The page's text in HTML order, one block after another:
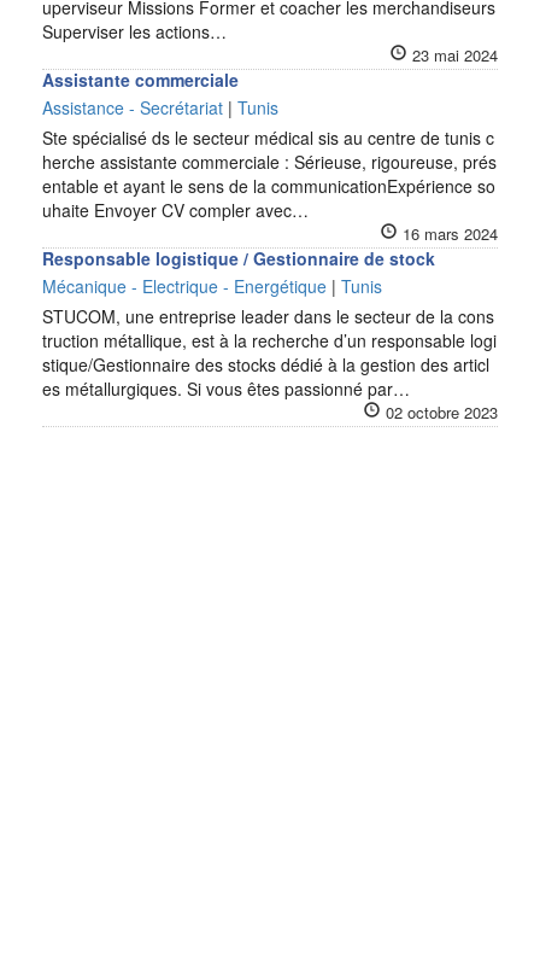
uperviseur Missions Former et coacher les merchandiseurs
Superviser les actions…
23 mai 2024
Assistante commerciale
Assistance - Secrétariat | Tunis
Ste spécialisé ds le secteur médical sis au centre de tunis c
herche assistante commerciale : Sérieuse, rigoureuse, prés
entable et ayant le sens de la communicationExpérience so
uhaite Envoyer CV compler avec…
16 mars 2024
Responsable logistique / Gestionnaire de stock
Mécanique - Electrique - Energétique | Tunis
STUCOM, une entreprise leader dans le secteur de la cons
truction métallique, est à la recherche d’un responsable logi
stique/Gestionnaire des stocks dédié à la gestion des articl
es métallurgiques. Si vous êtes passionné par…
02 octobre 2023